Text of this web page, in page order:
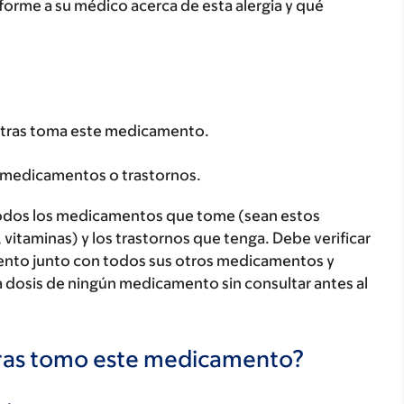
a su médico acerca de esta alergia y qué
toma este medicamento.
o trastornos.
los medicamentos que tome (sean estos
y los trastornos que tenga. Debe verificar
junto con todos sus otros medicamentos y
de ningún medicamento sin consultar antes al
tomo este medicamento?